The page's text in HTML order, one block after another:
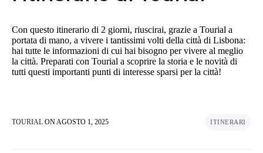
Con questo itinerario di 2 giorni, riuscirai, grazie a Tourial a
portata di mano, a vivere i tantissimi volti della città di Lisbona:
hai tutte le informazioni di cui hai bisogno per vivere al meglio
la città. Preparati con Tourial a scoprire la storia e le novità di
tutti questi importanti punti di interesse sparsi per la città!
TOURIAL ONAGOSTO 1, 2025 ITINERARI